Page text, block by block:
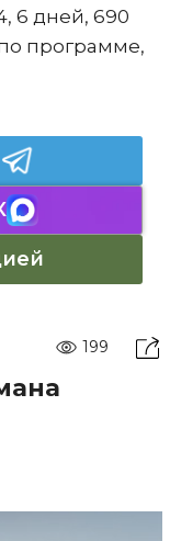
6 дней, 690
программе,
199